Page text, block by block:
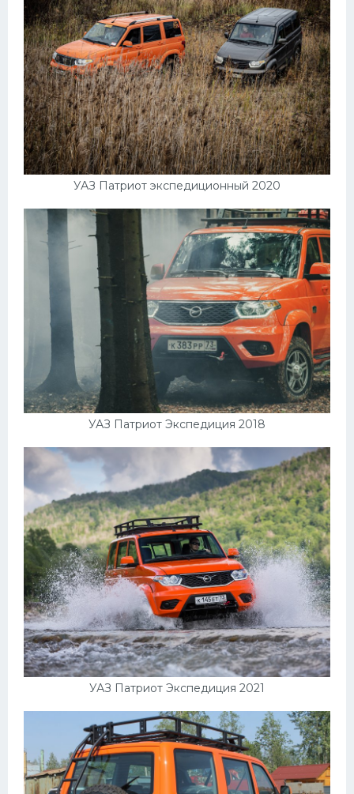
УАЗ Патриот экспедиционный 2020
УАЗ Патриот Экспедиция 2018
УАЗ Патриот Экспедиция 2021